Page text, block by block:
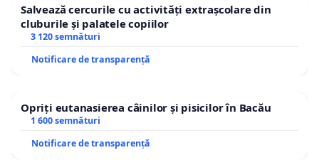
Salvează cercurile cu activități extrașcolare din
cluburile și palatele copiilor
3 120 semnături
Notificare de transparență
Opriți eutanasierea câinilor și pisicilor în Bacău
1 600 semnături
Notificare de transparență